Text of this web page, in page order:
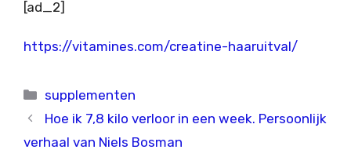
[ad_2]
https://vitamines.com/creatine-haaruitval/
Categorieën
supplementen
Hoe ik 7,8 kilo verloor in een week. Persoonlijk
verhaal van Niels Bosman